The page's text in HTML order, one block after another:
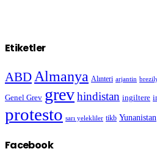
Etiketler
ABD Almanya Alınteri arjantin
Genel Grev grevhindistan ingiltere
protesto sarı yelekliler tikb Yunanistan
Facebook